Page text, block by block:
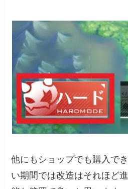
他にもショップでも購入で
い期間では改造はそれほど